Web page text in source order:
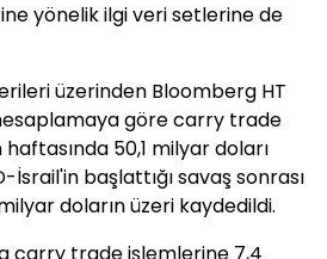
yönelik ilgi veri setlerine de
üzerinden Bloomberg HT
göre carry trade
50,1 milyar doları
İsrail'in başlattığı savaş sonrası
doların üzeri kaydedildi.